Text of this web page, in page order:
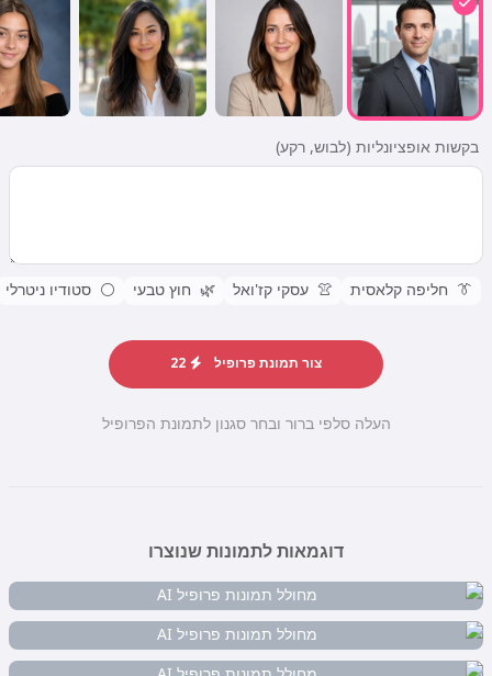
בקשות אופציונליות (לבוש, רקע)
👔 חליפה קלאסית 👚 עסקי קז'ואל 🌿 חוץ טבעי ⚪ סטודיו ניטרלי
צור תמונת פרופיל 22
העלה סלפי ברור ובחר סגנון לתמונת הפרופיל
דוגמאות לתמונות שנוצרו